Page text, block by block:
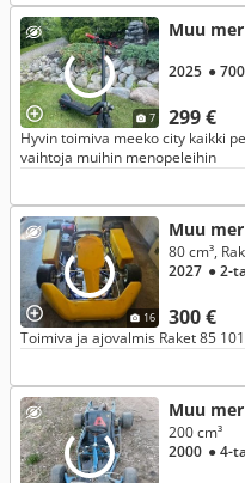
7
Muu
299 €
2025 ●
Hyvin toimiva meeko city kaikki
vaihtoja muihin menopeleihin
16
Muu
300 €
80 cm³,
2027 ● 2-
Toimiva ja ajovalmis Raket 85
Muu
200 cm³
2000 ● 4-